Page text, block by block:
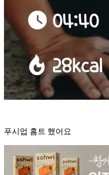
푸시업 홈트 했어요